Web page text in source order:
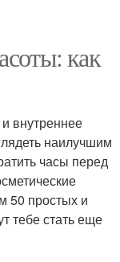
как
внутреннее
наилучшим
часы перед
50 простых и
тебе стать еще